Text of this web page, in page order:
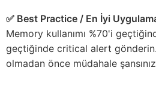
✅ Best Practice / En İyi
Memory kullanımı %70'i
geçtiğinde critical alert
olmadan önce müdahale